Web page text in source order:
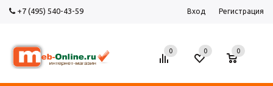
+7 (495) 540-43-59 Вход Регистрация
0 0
0